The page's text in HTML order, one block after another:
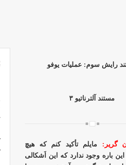
رایش سوم: عملیات یوفو
مستند آلترناتیو ۳
گریر: مایلم تأکید کنم که هیچ
باره وجود ندارد که این اَشکالی